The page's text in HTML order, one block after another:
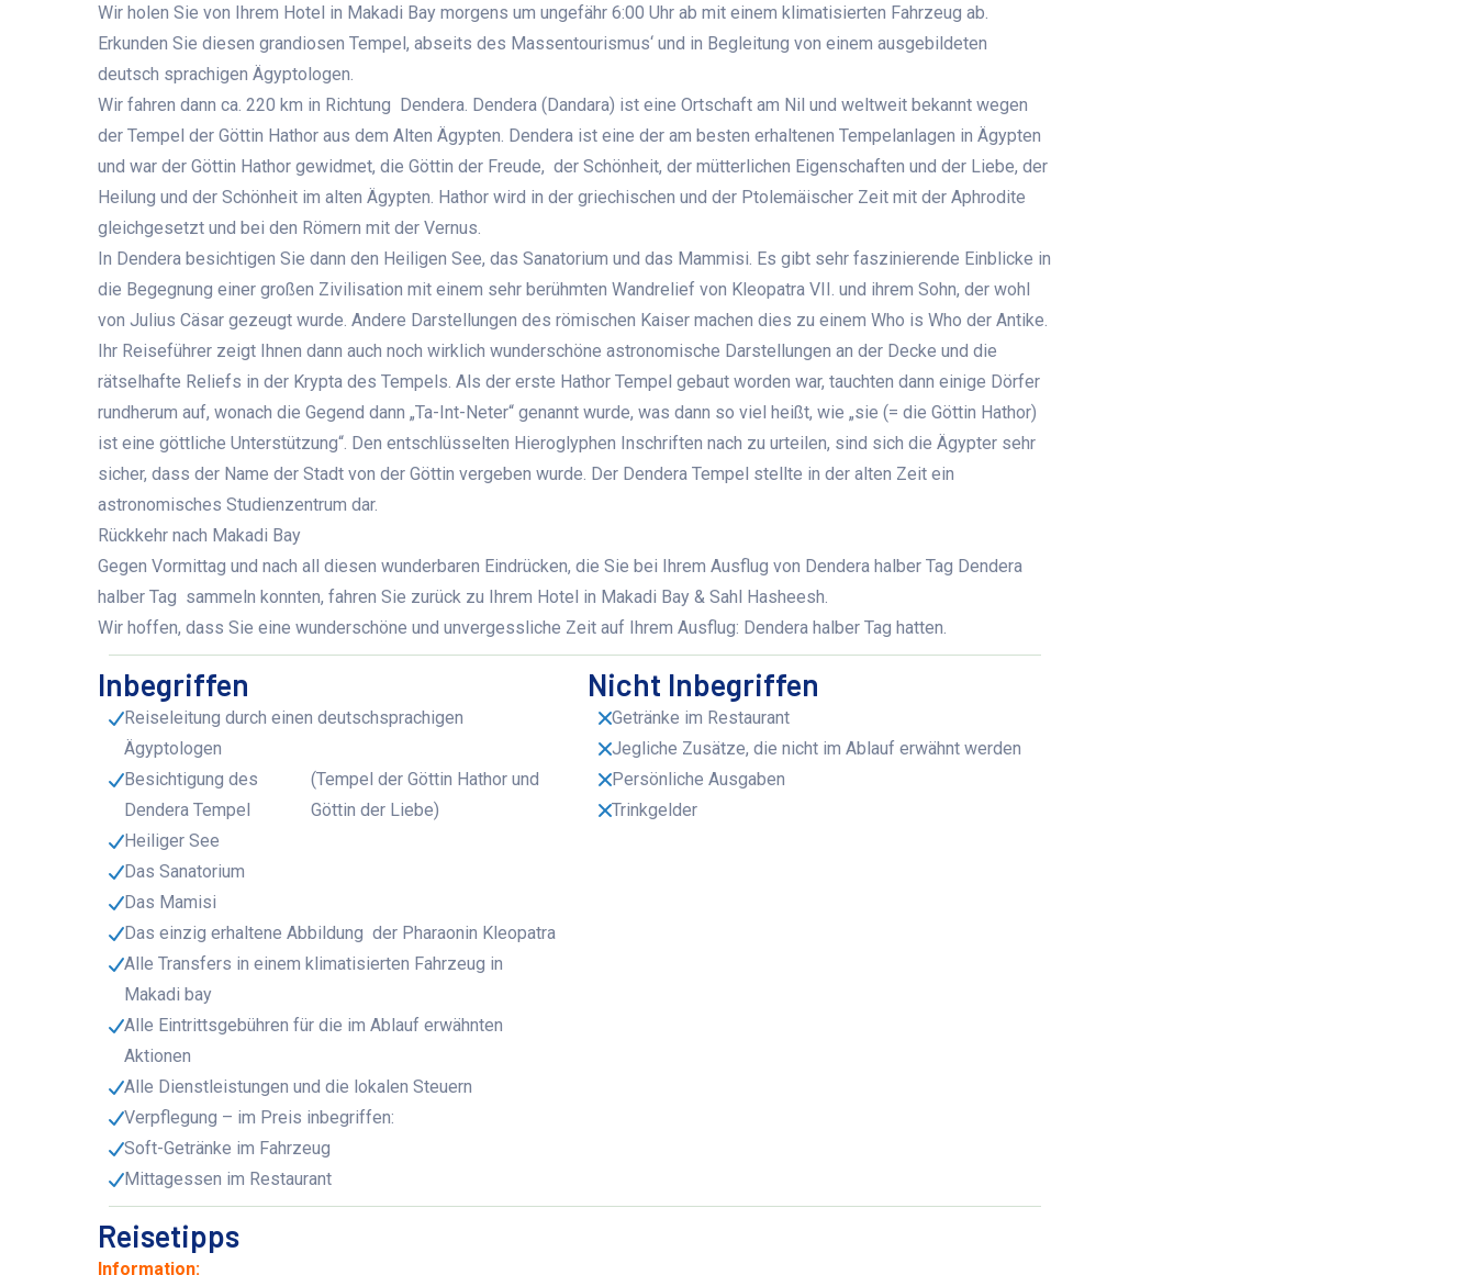
Wir holen Sie von Ihrem Hotel in Makadi Bay morgens um ungefähr 6:00 Uhr ab mit einem klimatisierten Fahrzeug ab.
Erkunden Sie diesen grandiosen Tempel, abseits des Massentourismus‘ und in Begleitung von einem ausgebildeten
deutsch sprachigen Ägyptologen.
Wir fahren dann ca. 220 km in Richtung Dendera. Dendera (Dandara) ist eine Ortschaft am Nil und weltweit bekannt wegen
der Tempel der Göttin Hathor aus dem Alten Ägypten. Dendera ist eine der am besten erhaltenen Tempelanlagen in Ägypten
und war der Göttin Hathor gewidmet, die Göttin der Freude, der Schönheit, der mütterlichen Eigenschaften und der Liebe, der
Heilung und der Schönheit im alten Ägypten. Hathor wird in der griechischen und der Ptolemäischer Zeit mit der Aphrodite
gleichgesetzt und bei den Römern mit der Vernus.
In Dendera besichtigen Sie dann den Heiligen See, das Sanatorium und das Mammisi. Es gibt sehr faszinierende Einblicke in
die Begegnung einer großen Zivilisation mit einem sehr berühmten Wandrelief von Kleopatra VII. und ihrem Sohn, der wohl
von Julius Cäsar gezeugt wurde. Andere Darstellungen des römischen Kaiser machen dies zu einem Who is Who der Antike.
Ihr Reiseführer zeigt Ihnen dann auch noch wirklich wunderschöne astronomische Darstellungen an der Decke und die
rätselhafte Reliefs in der Krypta des Tempels. Als der erste Hathor Tempel gebaut worden war, tauchten dann einige Dörfer
rundherum auf, wonach die Gegend dann „Ta-Int-Neter“ genannt wurde, was dann so viel heißt, wie „sie (= die Göttin Hathor)
ist eine göttliche Unterstützung“. Den entschlüsselten Hieroglyphen Inschriften nach zu urteilen, sind sich die Ägypter sehr
sicher, dass der Name der Stadt von der Göttin vergeben wurde. Der Dendera Tempel stellte in der alten Zeit ein
astronomisches Studienzentrum dar.
Rückkehr nach Makadi Bay
Gegen Vormittag und nach all diesen wunderbaren Eindrücken, die Sie bei Ihrem Ausflug von Dendera halber Tag Dendera
halber Tag sammeln konnten, fahren Sie zurück zu Ihrem Hotel in Makadi Bay & Sahl Hasheesh.
Wir hoffen, dass Sie eine wunderschöne und unvergessliche Zeit auf Ihrem Ausflug: Dendera halber Tag hatten.
Inbegriffen
Reiseleitung durch einen deutschsprachigen
Ägyptologen
Besichtigung des
Dendera Tempel
(Tempel der Göttin Hathor und
Göttin der Liebe)
Heiliger See
Das Sanatorium
Das Mamisi
Das einzig erhaltene Abbildung der Pharaonin Kleopatra
Alle Transfers in einem klimatisierten Fahrzeug in
Makadi bay
Alle Eintrittsgebühren für die im Ablauf erwähnten
Aktionen
Alle Dienstleistungen und die lokalen Steuern
Verpflegung – im Preis inbegriffen:
Soft-Getränke im Fahrzeug
Mittagessen im Restaurant
Nicht Inbegriffen
Getränke im Restaurant
Jegliche Zusätze, die nicht im Ablauf erwähnt werden
Persönliche Ausgaben
Trinkgelder
Reisetipps
Information: